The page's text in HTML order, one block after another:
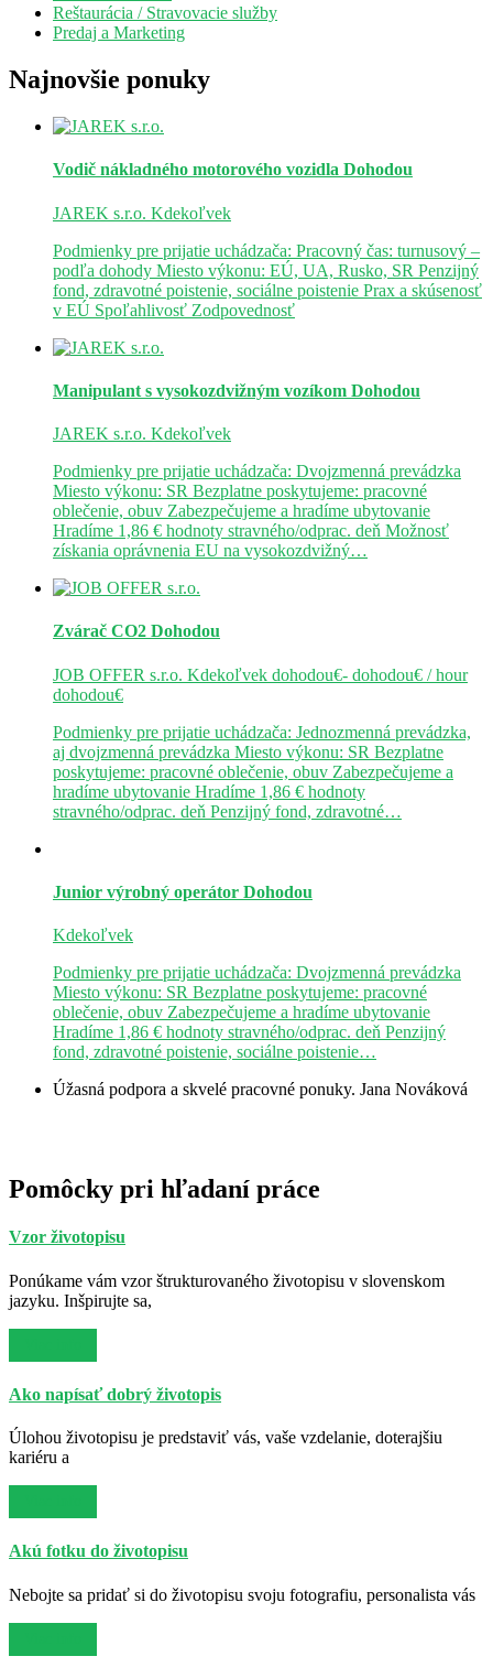
Reštaurácia / Stravovacie služby
Predaj a Marketing
Najnovšie ponuky
Vodič nákladného motorového vozidla Dohodou
JAREK s.r.o. Kdekoľvek
Podmienky pre prijatie uchádzača: Pracovný čas: turnusový –
podľa dohody Miesto výkonu: EÚ, UA, Rusko, SR Penzijný
fond, zdravotné poistenie, sociálne poistenie Prax a skúsenosť
v EÚ Spoľahlivosť Zodpovednosť
Manipulant s vysokozdvižným vozíkom Dohodou
JAREK s.r.o. Kdekoľvek
Podmienky pre prijatie uchádzača: Dvojzmenná prevádzka
Miesto výkonu: SR Bezplatne poskytujeme: pracovné
oblečenie, obuv Zabezpečujeme a hradíme ubytovanie
Hradíme 1,86 € hodnoty stravného/odprac. deň Možnosť
získania oprávnenia EU na vysokozdvižný…
Zvárač CO2 Dohodou
JOB OFFER s.r.o. Kdekoľvek dohodou€- dohodou€ / hour
dohodou€
Podmienky pre prijatie uchádzača: Jednozmenná prevádzka,
aj dvojzmenná prevádzka Miesto výkonu: SR Bezplatne
poskytujeme: pracovné oblečenie, obuv Zabezpečujeme a
hradíme ubytovanie Hradíme 1,86 € hodnoty
stravného/odprac. deň Penzijný fond, zdravotné…
Junior výrobný operátor Dohodou
Kdekoľvek
Podmienky pre prijatie uchádzača: Dvojzmenná prevádzka
Miesto výkonu: SR Bezplatne poskytujeme: pracovné
oblečenie, obuv Zabezpečujeme a hradíme ubytovanie
Hradíme 1,86 € hodnoty stravného/odprac. deň Penzijný
fond, zdravotné poistenie, sociálne poistenie…
Úžasná podpora a skvelé pracovné ponuky. Jana Nováková
Pomôcky pri hľadaní práce
Vzor životopisu
Ponúkame vám vzor štrukturovaného životopisu v slovenskom
jazyku. Inšpirujte sa,
Ako napísať dobrý životopis
Úlohou životopisu je predstaviť vás, vaše vzdelanie, doterajšiu
kariéru a
Akú fotku do životopisu
Nebojte sa pridať si do životopisu svoju fotografiu, personalista vás